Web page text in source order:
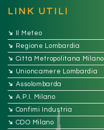
LINK UTILI
➔ Il Meteo
➔ Regione Lombardia
➔ Città Metropolitana Milano
➔ Unioncamere Lombardia
➔ Assolombarda
➔ A.P.I. Milano
➔ Confimi Industria
➔ CDO Milano